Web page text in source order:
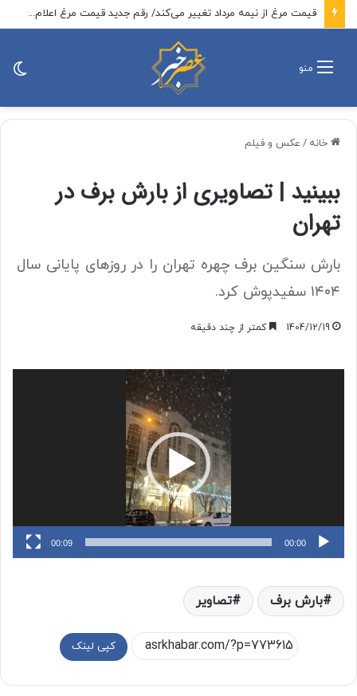
قیمت مرغ از نیمه مرداد تغییر می‌کند/ رقم جدید قیمت مرغ اعلام شد
منو
خانه / عکس و فیلم
ببینید | تصاویری از بارش برف در
تهران
بارش سنگین برف چهره تهران را در روزهای پایانی سال
۱۴۰۴ سفیدپوش کرد.
1404/12/19 کمتر از چند دقیقه
00:00
00:09
بارش برف تصاویر
کپی لینک